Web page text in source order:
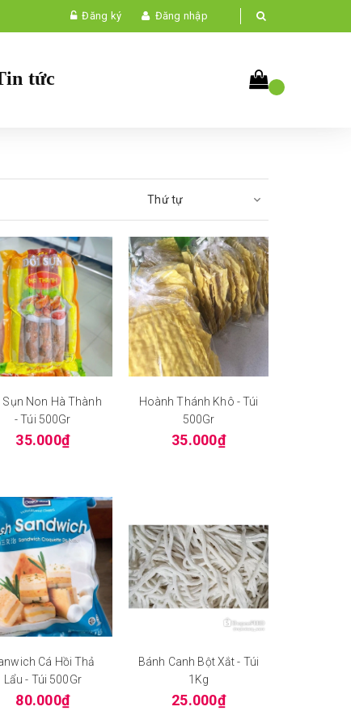
Đăng ký Đăng nhập
tức
Thứ tự
Sụn Non Hà Thành
- Túi 500Gr
35.000₫
Hoành Thánh Khô - Túi
500Gr
35.000₫
Cá Hồi Thả
Lẩu - Túi 500Gr
80.000₫
Bánh Canh Bột Xắt - Túi
1Kg
25.000₫